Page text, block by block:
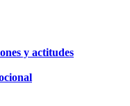
y actitudes